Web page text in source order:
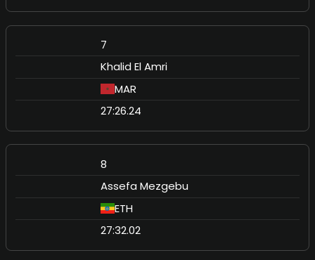
7
Khalid El Amri
MAR
27:26.24
8
Assefa Mezgebu
ETH
27:32.02